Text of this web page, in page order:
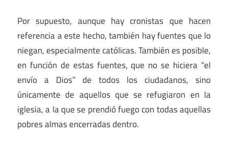
Por supuesto, aunque hay cronistas que hacen
referencia a este hecho, también hay fuentes que lo
niegan, especialmente católicas. También es posible,
en función de estas fuentes, que no se hiciera “el
envío a Dios” de todos los ciudadanos, sino
únicamente de aquellos que se refugiaron en la
iglesia, a la que se prendió fuego con todas aquellas
pobres almas encerradas dentro.